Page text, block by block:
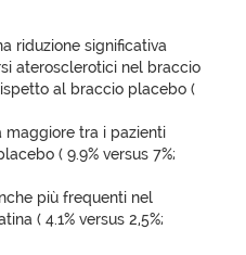
riduzione significativa
aterosclerotici nel braccio
al braccio placebo (
maggiore tra i pazienti
( 9.9% versus 7%;
più frequenti nel
( 4.1% versus 2,5%;